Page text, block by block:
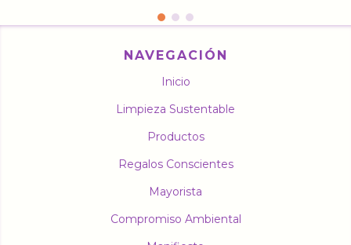
NAVEGACIÓN
Inicio
Limpieza Sustentable
Productos
Regalos Conscientes
Mayorista
Compromiso Ambiental